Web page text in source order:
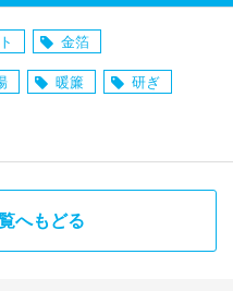
金箔
暖簾 研ぎ
へもどる